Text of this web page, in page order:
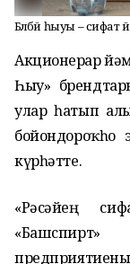
Бәләбәй һыуы –
Акционерҙар
Һыу»
улар һатып
күрһәтте.
«Рәсәйҙең